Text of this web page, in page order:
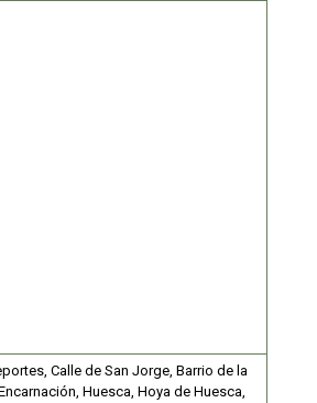
Calle de San Jorge, Barrio de la
Huesca, Hoya de Huesca,